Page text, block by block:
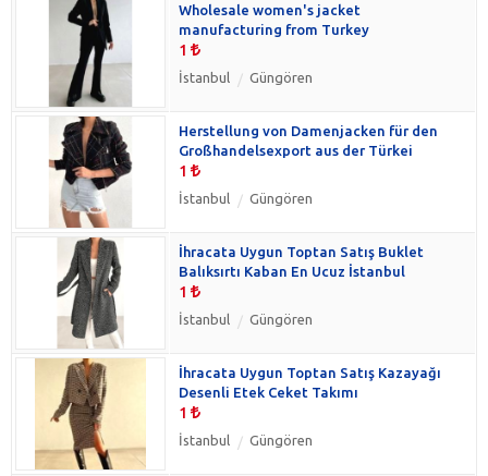
Wholesale women's jacket
manufacturing from Turkey
1
İstanbul Güngören
Herstellung von Damenjacken für den
Großhandelsexport aus der Türkei
1
İstanbul Güngören
İhracata Uygun Toptan Satış Buklet
Balıksırtı Kaban En Ucuz İstanbul
1
İstanbul Güngören
İhracata Uygun Toptan Satış Kazayağı
Desenli Etek Ceket Takımı
1
İstanbul Güngören